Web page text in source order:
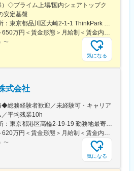
）◇プライム上場/国内シェアトップク
安定基盤
〜
気になる
式会社
◆総務経験者歓迎／未経験可・キャリア
平均残業10h
〜
気になる